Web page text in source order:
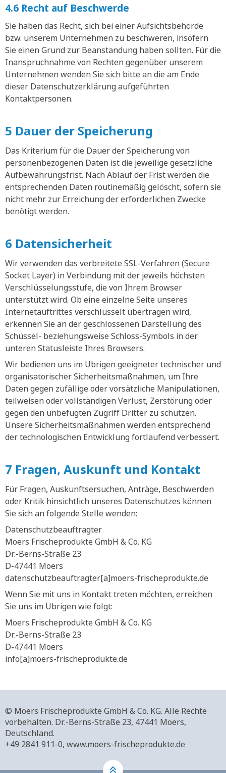
4.6 Recht auf Beschwerde
Sie haben das Recht, sich bei einer Aufsichtsbehörde
bzw. unserem Unternehmen zu beschweren, insofern
Sie einen Grund zur Beanstandung haben sollten. Für die
Inanspruchnahme von Rechten gegenüber unserem
Unternehmen wenden Sie sich bitte an die am Ende
dieser Datenschutzerklärung aufgeführten
Kontaktpersonen.
5 Dauer der Speicherung
Das Kriterium für die Dauer der Speicherung von
personenbezogenen Daten ist die jeweilige gesetzliche
Aufbewahrungsfrist. Nach Ablauf der Frist werden die
entsprechenden Daten routinemäßig gelöscht, sofern sie
nicht mehr zur Erreichung der erforderlichen Zwecke
benötigt werden.
6 Datensicherheit
Wir verwenden das verbreitete SSL-Verfahren (Secure
Socket Layer) in Verbindung mit der jeweils höchsten
Verschlüsselungsstufe, die von Ihrem Browser
unterstützt wird. Ob eine einzelne Seite unseres
Internetauftrittes verschlüsselt übertragen wird,
erkennen Sie an der geschlossenen Darstellung des
Schüssel- beziehungsweise Schloss-Symbols in der
unteren Statusleiste Ihres Browsers.
Wir bedienen uns im Übrigen geeigneter technischer und
organisatorischer Sicherheitsmaßnahmen, um Ihre
Daten gegen zufällige oder vorsätzliche Manipulationen,
teilweisen oder vollständigen Verlust, Zerstörung oder
gegen den unbefugten Zugriff Dritter zu schützen.
Unsere Sicherheitsmaßnahmen werden entsprechend
der technologischen Entwicklung fortlaufend verbessert.
7 Fragen, Auskunft und Kontakt
Für Fragen, Auskunftsersuchen, Anträge, Beschwerden
oder Kritik hinsichtlich unseres Datenschutzes können
Sie sich an folgende Stelle wenden:
Datenschutzbeauftragter
Moers Frischeprodukte GmbH & Co. KG
Dr.-Berns-Straße 23
D-47441 Moers
datenschutzbeauftragter[a]moers-frischeprodukte.de
Wenn Sie mit uns in Kontakt treten möchten, erreichen
Sie uns im Übrigen wie folgt:
Moers Frischeprodukte GmbH & Co. KG
Dr.-Berns-Straße 23
D-47441 Moers
info[a]moers-frischeprodukte.de
© Moers Frischeprodukte GmbH & Co. KG. Alle Rechte
vorbehalten. Dr.-Berns-Straße 23, 47441 Moers,
Deutschland.
+49 2841 911-0, www.moers-frischeprodukte.de